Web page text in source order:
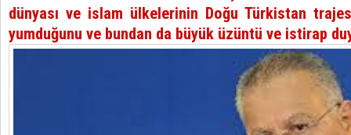
dünyası ve islam ülkelerinin Doğu Türkistan
yumduğunu ve bundan da büyük üzüntü ve istirap